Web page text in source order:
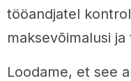
tööandjatel
maksevõimalusi
Loodame, et see